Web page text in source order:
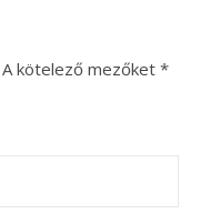
A kötelező mezőket *